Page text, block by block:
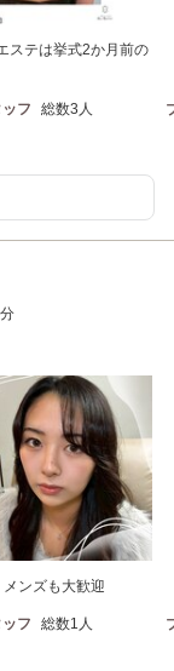
テは挙式2か月前の
フ 総数3人
メンズも大歓迎
フ 総数1人